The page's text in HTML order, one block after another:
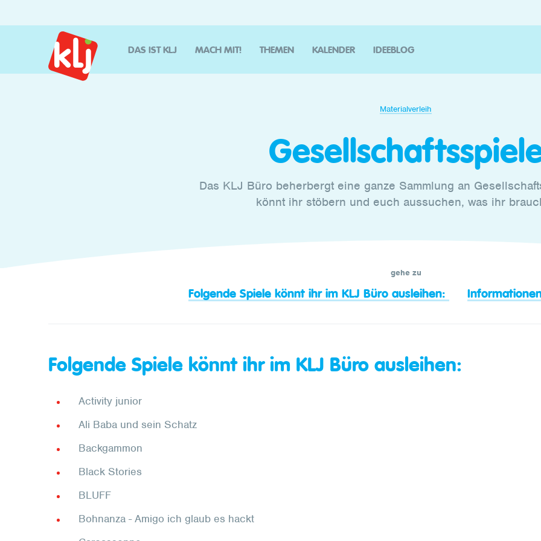
DAS IST KLJ MACH MIT! THEMEN KALENDER IDEEBLOG
Materialverleih
Das KLJ Büro beherbergt eine ganze Sammlung an
könnt ihr stöbern und euch aussuchen, was ihr
gehe zu
Folgende Spiele könnt ihr im KLJ Büro ausleihen:
Folgende Spiele könnt ihr im KLJ Büro ausleihen:
Activity junior
Ali Baba und sein Schatz
Backgammon
Black Stories
BLUFF
Bohnanza - Amigo ich glaub es hackt